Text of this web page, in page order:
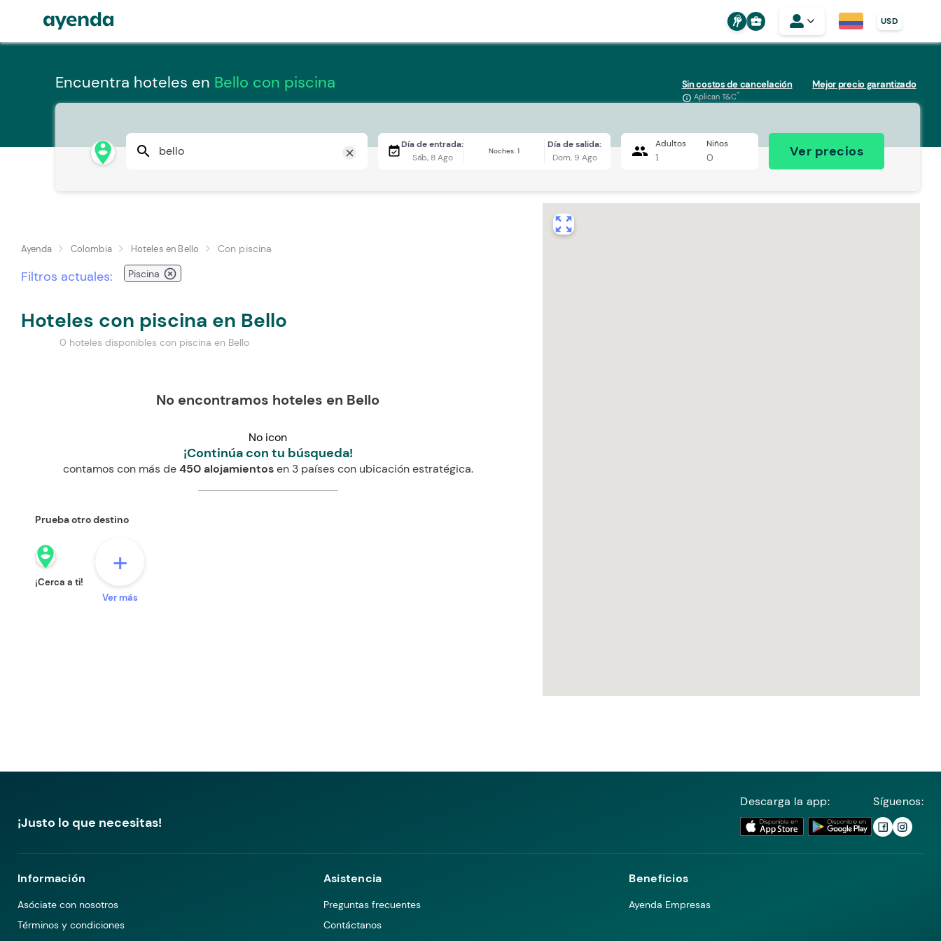
business_center USD
Encuentra hoteles en Bello con piscina Sin costos de cancelación
info_outline Aplican T&C*
Mejor precio garantizado
person_pin_circle search close event_availableDía de entrada:
Sáb, 8 Ago
Noches: 1
Día de salida:
Dom, 9 Ago
people Adultos
1
Niños
0 Ver precios
Ayenda Colombia Hoteles en Bello Con piscina
Filtros actuales: Piscina highlight_off
Hoteles con piscina en Bello
0 hoteles disponibles con piscina en Bello
No encontramos hoteles en Bello
No icon
¡Continúa con tu búsqueda!
contamos con más de450 alojamientosen 3 países con ubicación estratégica.
Prueba otro destino
person_pin_circle
¡Cerca a ti!
+
Ver más
zoom_out_map
¡Justo lo que necesitas!
Descarga la app: Síguenos:
Información
Asóciate con nosotros
Términos y condiciones
Asistencia
Preguntas frecuentes
Contáctanos
Beneficios
Ayenda Empresas